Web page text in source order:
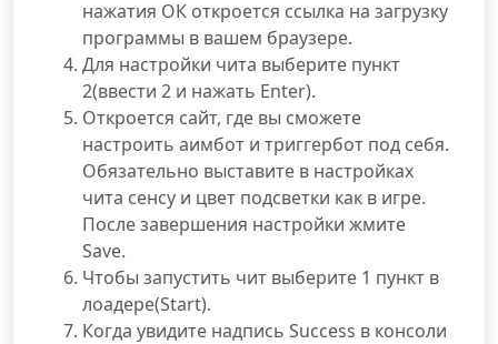
нажатия ОК откроется ссылка на загрузку
программы в вашем браузере.
Для настройки чита выберите пункт
2(ввести 2 и нажать Enter).
Откроется сайт, где вы сможете
настроить аимбот и триггербот под себя.
Обязательно выставите в настройках
чита сенсу и цвет подсветки как в игре.
После завершения настройки жмите
Save.
Чтобы запустить чит выберите 1 пункт в
лоадере(Start).
Когда увидите надпись Success в консоли